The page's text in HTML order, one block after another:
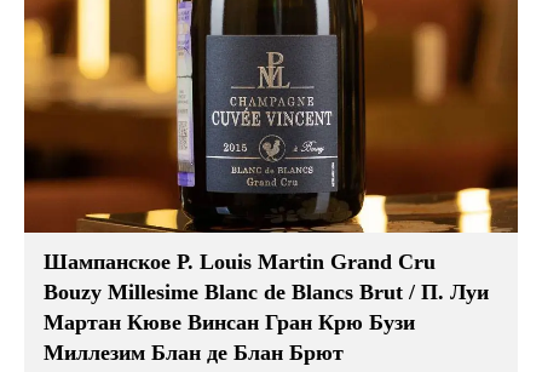
Шампанское P. Louis Martin Grand Cru
Bouzy Millesime Blanc de Blancs Brut / П. Луи
Мартан Кюве Винсан Гран Крю Бузи
Миллезим Блан де Блан Брют